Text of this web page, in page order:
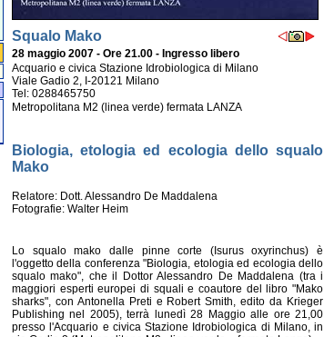
Squalo Mako
28 maggio 2007 - Ore 21.00 - Ingresso libero
Acquario e civica Stazione Idrobiologica di Milano
Viale Gadio 2, I-20121 Milano
Tel: 0288465750
Metropolitana M2 (linea verde) fermata LANZA
Biologia, etologia ed ecologia dello squalo
Mako
Relatore: Dott. Alessandro De Maddalena
Fotografie: Walter Heim
Lo squalo mako dalle pinne corte (Isurus oxyrinchus) è
l'oggetto della conferenza "Biologia, etologia ed ecologia dello
squalo mako", che il Dottor Alessandro De Maddalena (tra i
maggiori esperti europei di squali e coautore del libro "Mako
sharks", con Antonella Preti e Robert Smith, edito da Krieger
Publishing nel 2005), terrà lunedì 28 Maggio alle ore 21,00
presso l'Acquario e civica Stazione Idrobiologica di Milano, in